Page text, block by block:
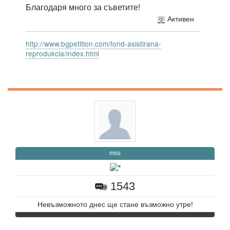
Благодаря много за съветите!
Активен
http://www.bgpetition.com/fond-asistirana-
reprodukcia/index.html
misi
1543
Невъзможното днес ще стане възможно утре!